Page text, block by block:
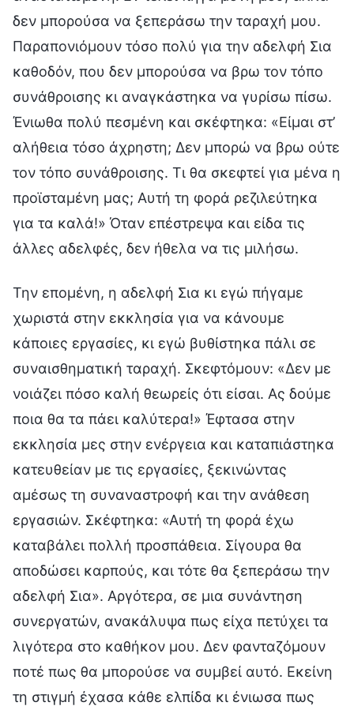
δεν μπορούσα να ξεπεράσω την ταραχή μου.
Παραπονιόμουν τόσο πολύ για την αδελφή Σια
καθοδόν, που δεν μπορούσα να βρω τον τόπο
συνάθροισης κι αναγκάστηκα να γυρίσω πίσω.
Ένιωθα πολύ πεσμένη και σκέφτηκα: «Είμαι στ’
αλήθεια τόσο άχρηστη; Δεν μπορώ να βρω ούτε
τον τόπο συνάθροισης. Τι θα σκεφτεί για μένα η
προϊσταμένη μας; Αυτή τη φορά ρεζιλεύτηκα
για τα καλά!» Όταν επέστρεψα και είδα τις
άλλες αδελφές, δεν ήθελα να τις μιλήσω.
Την επομένη, η αδελφή Σια κι εγώ πήγαμε
χωριστά στην εκκλησία για να κάνουμε
κάποιες εργασίες, κι εγώ βυθίστηκα πάλι σε
συναισθηματική ταραχή. Σκεφτόμουν: «Δεν με
νοιάζει πόσο καλή θεωρείς ότι είσαι. Ας δούμε
ποια θα τα πάει καλύτερα!» Έφτασα στην
εκκλησία μες στην ενέργεια και καταπιάστηκα
κατευθείαν με τις εργασίες, ξεκινώντας
αμέσως τη συναναστροφή και την ανάθεση
εργασιών. Σκέφτηκα: «Αυτή τη φορά έχω
καταβάλει πολλή προσπάθεια. Σίγουρα θα
αποδώσει καρπούς, και τότε θα ξεπεράσω την
αδελφή Σια». Αργότερα, σε μια συνάντηση
συνεργατών, ανακάλυψα πως είχα πετύχει τα
λιγότερα στο καθήκον μου. Δεν φανταζόμουν
ποτέ πως θα μπορούσε να συμβεί αυτό. Εκείνη
τη στιγμή έχασα κάθε ελπίδα κι ένιωσα πως